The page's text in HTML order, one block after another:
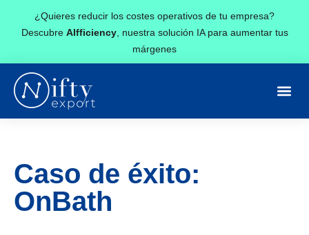
¿Quieres reducir los costes operativos de tu empresa?
Descubre AIfficiency, nuestra solución IA para aumentar tus
márgenes
Caso de éxito:
OnBath